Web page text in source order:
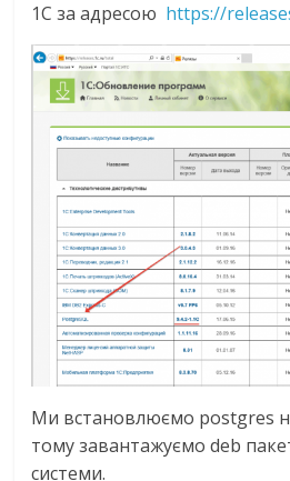
1С за адресою https://
Ми встановлюємо postgres
тому завантажуємо deb
системи.